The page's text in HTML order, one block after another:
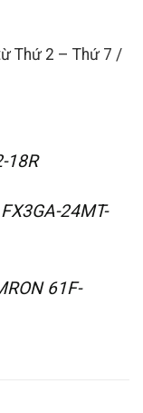
Thứ 2 – Thứ 7 /
18R
24MT-
61F-